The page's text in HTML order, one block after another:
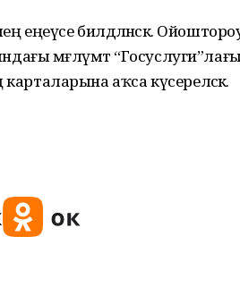
еңеүсе билдәләнәсәк.
мәғлүмәт
аҡса күсереләсәк.